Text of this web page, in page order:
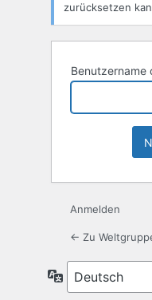
zurücksetzen
Benutzername
Anmelden
← Zu
Sprache